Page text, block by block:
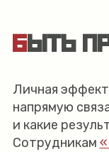
БЫТЬ
Личная
напрямую
и какие
Сотрудникам